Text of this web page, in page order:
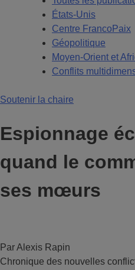
États-Unis
Centre FrancoPaix
Géopolitique
Moyen-Orient et
Conflits
Soutenir la chaire
Espionnage
quand le
ses mœurs
Par Alexis Rapin
Chronique des nouvelles